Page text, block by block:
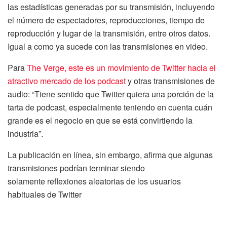
las estadísticas generadas por su transmisión, incluyendo
el número de espectadores, reproducciones, tiempo de
reproducción y lugar de la transmisión, entre otros datos.
Igual a como ya sucede con las transmisiones en video.
ParaThe Verge, este es un movimiento de Twitter hacia el
atractivo mercado de los podcasty otras transmisiones de
audio: “Tiene sentido que Twitter quiera una porción de la
tarta de podcast, especialmente teniendo en cuenta cuán
grande es el negocio en que se está convirtiendo la
industria”.
La publicación en línea, sin embargo, afirma que algunas
transmisiones podrían terminar siendo
solamente reflexiones aleatorias de los usuarios
habituales de Twitter